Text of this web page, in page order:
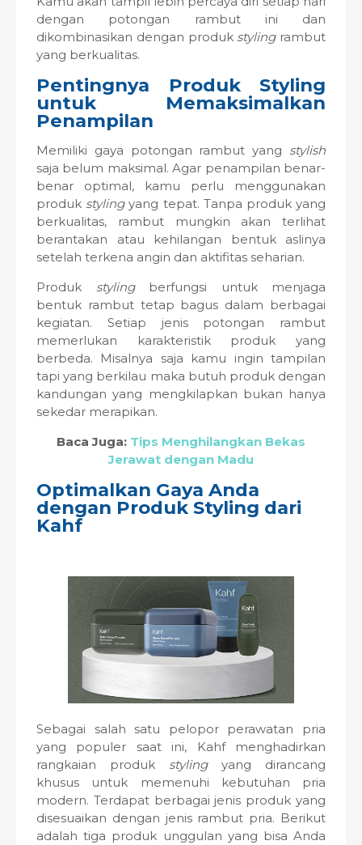
dengan potongan rambut ini dan
dikombinasikan dengan produk styling rambut
yang berkualitas.
Pentingnya Produk Styling
untuk Memaksimalkan
Penampilan
Memiliki gaya potongan rambut yang stylish
saja belum maksimal. Agar penampilan benar-
benar optimal, kamu perlu menggunakan
produk stylingyang tepat. Tanpa produk yang
berkualitas, rambut mungkin akan terlihat
berantakan atau kehilangan bentuk aslinya
setelah terkena angin dan aktifitas seharian.
Produk styling berfungsi untuk menjaga
bentuk rambut tetap bagus dalam berbagai
kegiatan. Setiap jenis potongan rambut
memerlukan karakteristik produk yang
berbeda. Misalnya saja kamu ingin tampilan
tapi yang berkilau maka butuh produk dengan
kandungan yang mengkilapkan bukan hanya
sekedar merapikan.
Baca Juga: Tips Menghilangkan Bekas
Jerawat dengan Madu
Optimalkan Gaya Anda
dengan Produk Styling dari
Kahf
Sebagai salah satu pelopor perawatan pria
yang populer saat ini, Kahf menghadirkan
rangkaian produk styling yang dirancang
khusus untuk memenuhi kebutuhan pria
modern. Terdapat berbagai jenis produk yang
disesuaikan dengan jenis rambut pria. Berikut
adalah tiga produk unggulan yang bisa Anda